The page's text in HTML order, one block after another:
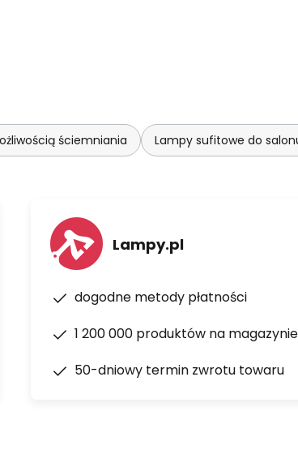
ściemniania Lampy sufitowe do
Lampy.pl
dogodne metody płatności
1 200 000 produktów na magazynie
50-dniowy termin zwrotu towaru